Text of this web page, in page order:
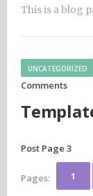
This is a blog
UNCATEGORIZED
Comments
Post Page 3
Pages: 1